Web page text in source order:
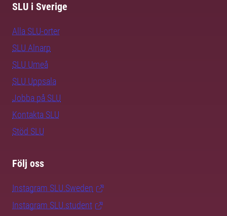
SLU i Sverige
Alla SLU-orter
SLU Alnarp
SLU Umeå
SLU Uppsala
Jobba på SLU
Kontakta SLU
Stöd SLU
Följ oss
Instagram SLU.Sweden
Instagram SLU.student